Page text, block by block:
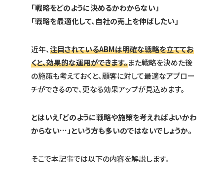
「戦略をどのように決めるかわからない」
「戦略を最適化して、自社の売上を伸ばしたい」
近年、注目されているABMは明確な戦略を立ててお
くと、効果的な運用ができます。また戦略を決めた後
の施策も考えておくと、顧客に対して最適なアプロー
チができるので、更なる効果アップが見込めます。
とはいえ「どのように戦略や施策を考えればよいかわ
からない…」という方も多いのではないでしょうか。
そこで本記事では以下の内容を解説します。